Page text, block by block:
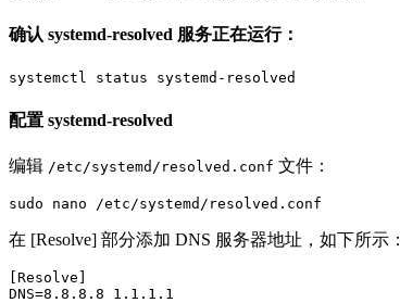
确认 systemd-resolved 服务正在运行：
配置 systemd-resolved
编辑 /etc/systemd/resolved.conf 文件：
sudo nano /etc/systemd/resolved.conf
在 [Resolve] 部分添加 DNS 服务器地址，如下所示：
[Resolve]
DNS=8.8.8.8 1.1.1.1